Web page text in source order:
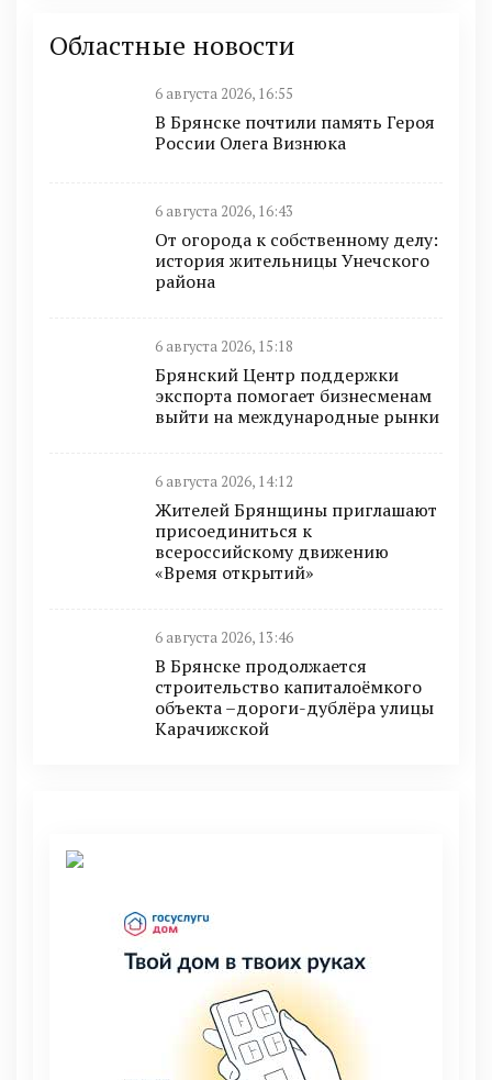
Областные новости
6 августа 2026, 16:55
В Брянске почтили память Героя
России Олега Визнюка
6 августа 2026, 16:43
От огорода к собственному делу:
история жительницы Унечского
района
6 августа 2026, 15:18
Брянский Центр поддержки
экспорта помогает бизнесменам
выйти на международные рынки
6 августа 2026, 14:12
Жителей Брянщины приглашают
присоединиться к
всероссийскому движению
«Время открытий»
6 августа 2026, 13:46
В Брянске продолжается
строительство капиталоёмкого
объекта –дороги-дублёра улицы
Карачижской